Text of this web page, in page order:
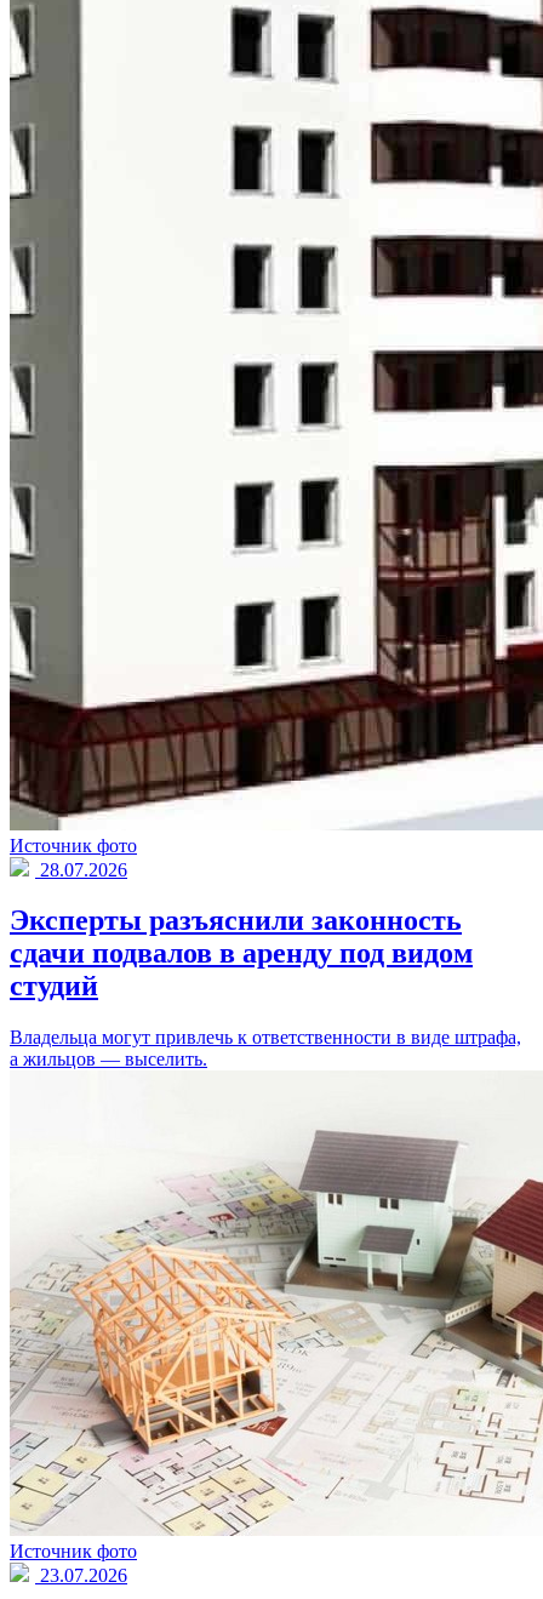
Источник фото
28.07.2026
Эксперты разъяснили законность
сдачи подвалов в аренду под видом
студий
Владельца могут привлечь к ответственности в виде штрафа,
а жильцов — выселить.
Источник фото
23.07.2026